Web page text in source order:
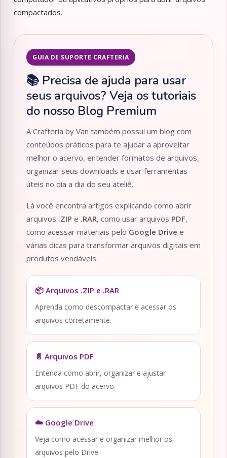
compactados.
GUIA DE SUPORTE CRAFTERIA
📚 Precisa de ajuda para usar
seus arquivos? Veja os tutoriais
do nosso Blog Premium
A Crafteria by Van também possui um blog com
conteúdos práticos para te ajudar a aproveitar
melhor o acervo, entender formatos de arquivos,
organizar seus downloads e usar ferramentas
úteis no dia a dia do seu ateliê.
Lá você encontra artigos explicando como abrir
arquivos .ZIP e .RAR, como usar arquivos PDF,
como acessar materiais pelo Google Drive e
várias dicas para transformar arquivos digitais em
produtos vendáveis.
📦 Arquivos .ZIP e .RAR
Aprenda como descompactar e acessar os
arquivos corretamente.
📄 Arquivos PDF
Entenda como abrir, organizar e ajustar
arquivos PDF do acervo.
☁️ Google Drive
Veja como acessar e organizar melhor os
arquivos pelo Drive.